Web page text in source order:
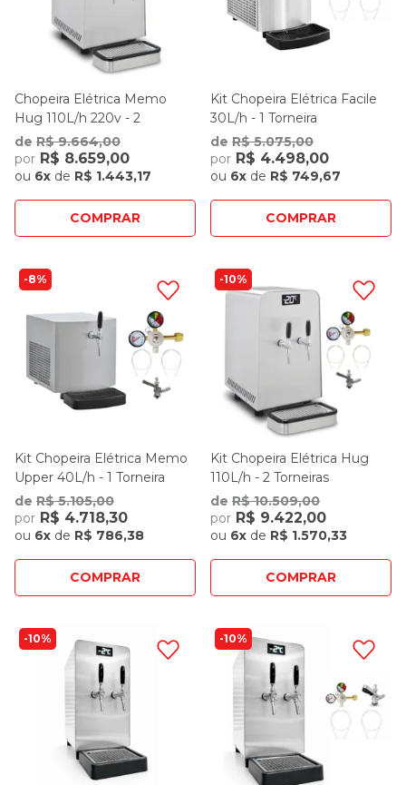
Chopeira Elétrica Memo
Hug 110L/h 220v - 2
Torneiras
de R$ 9.664,00
por R$ 8.659,00
ou 6x de R$ 1.443,17
COMPRAR
Kit Chopeira Elétrica Facile
30L/h - 1 Torneira
de R$ 5.075,00
por R$ 4.498,00
ou 6x de R$ 749,67
COMPRAR
8%
Kit Chopeira Elétrica Memo
Upper 40L/h - 1 Torneira
de R$ 5.105,00
por R$ 4.718,30
ou 6x de R$ 786,38
COMPRAR
10%
Kit Chopeira Elétrica Hug
110L/h - 2 Torneiras
de R$ 10.509,00
por R$ 9.422,00
ou 6x de R$ 1.570,33
COMPRAR
10% 10%